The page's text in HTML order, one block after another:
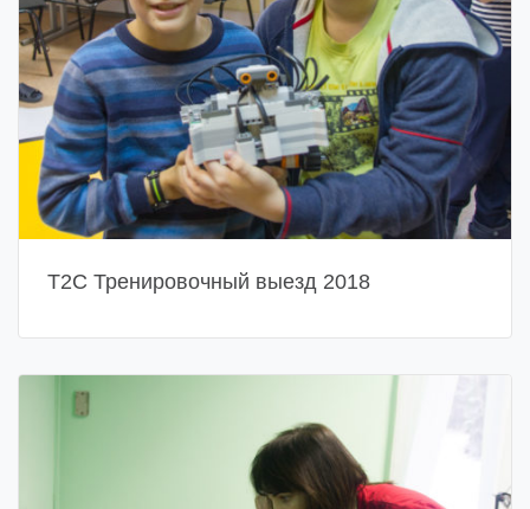
Т2С Тренировочный выезд 2018